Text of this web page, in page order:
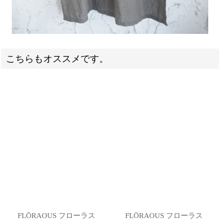
こちらもオススメです。
FLŌRAOUS フローラス
FLŌRAOUS フローラス